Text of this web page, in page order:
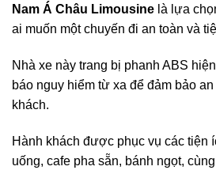
Nam Á Châu Limousine là lựa
ai muốn một chuyến đi an toàn và
Nhà xe này trang bị phanh ABS
báo nguy hiểm từ xa để đảm bảo
khách.
Hành khách được phục vụ các tiện
uống, cafe pha sẵn, bánh ngọt,